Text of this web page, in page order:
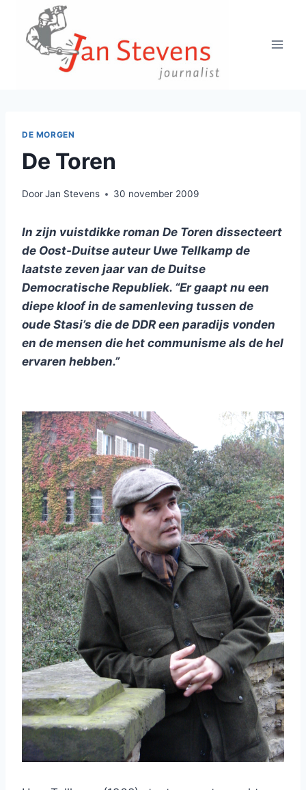
Doorgaan
inhoud
DE MORGEN
De Toren
DoorJan Stevens 30 november 2009
In zijn vuistdikke roman De Toren dissecteert
de Oost-Duitse auteur Uwe Tellkamp de
laatste zeven jaar van de Duitse
Democratische Republiek. “Er gaapt nu een
diepe kloof in de samenleving tussen de
oude Stasi’s die de DDR een paradijs vonden
en de mensen die het communisme als de hel
ervaren hebben.”